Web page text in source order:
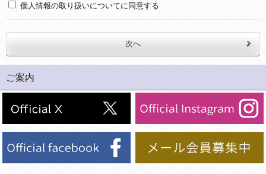
(2)法令等により開示を求められた場合。
(5)業務を円滑に進めるために、外部業者に個人データの一部又は全部の処理を委託する場合（ただし、委託する場合は委託した個人データの安全管理が図られるように、委託先に対する必要かつ適切な監督を行ないます）。
個人情報の取り扱いについてに同意する
ご案内